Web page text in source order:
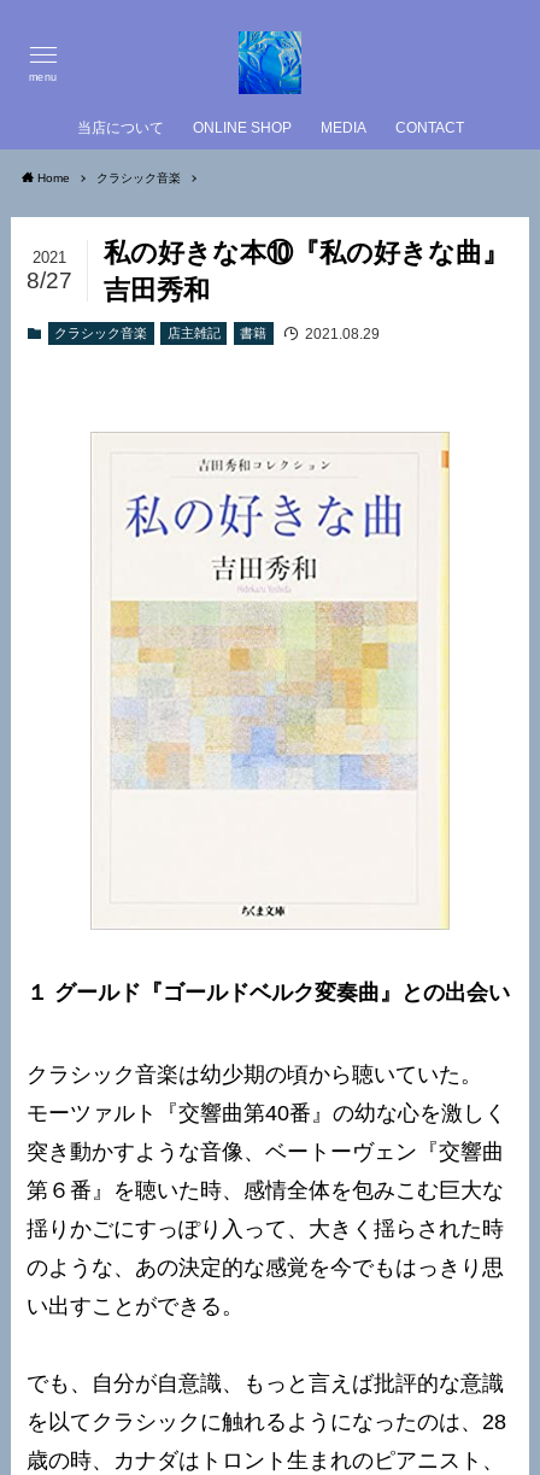
menu
当店について ONLINE SHOP MEDIA CONTACT
Home クラシック音楽
私の好きな本⑩『私の好きな曲』
吉田秀和
2021
8/27
クラシック音楽 店主雑記 書籍 2021.08.29
１ グールド『ゴールドベルク変奏曲』との出会い
クラシック音楽は幼少期の頃から聴いていた。
モーツァルト『交響曲第40番』の幼な心を激しく
突き動かすような音像、ベートーヴェン『交響曲
第６番』を聴いた時、感情全体を包みこむ巨大な
揺りかごにすっぽり入って、大きく揺らされた時
のような、あの決定的な感覚を今でもはっきり思
い出すことができる。
でも、自分が自意識、もっと言えば批評的な意識
を以てクラシックに触れるようになったのは、28
歳の時、カナダはトロント生まれのピアニスト、